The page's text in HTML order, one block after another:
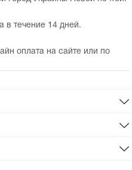
в течение 14 дней.
оплата на сайте или по